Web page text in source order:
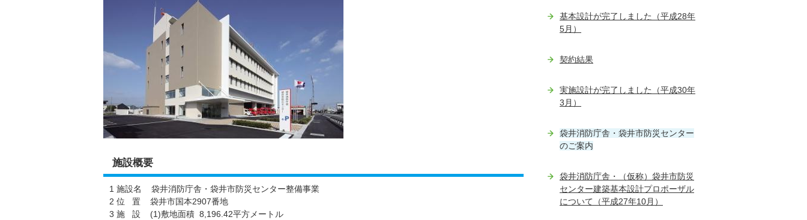
施設概要
1 施設名 袋井消防庁舎・袋井市防災センター整備事業
2 位 置 袋井市国本2907番地
3 施 設 (1)敷地面積 8,196.42平方メートル
基本設計が完了しました（平成28年
5月）
契約結果
実施設計が完了しました（平成30年
3月）
袋井消防庁舎・袋井市防災センター
のご案内
袋井消防庁舎・（仮称）袋井市防災
センター建築基本設計プロポーザル
について（平成27年10月）